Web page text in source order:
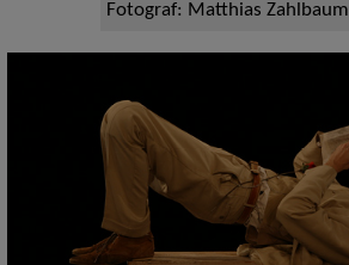
Fotograf: Matthias Zahlbaum